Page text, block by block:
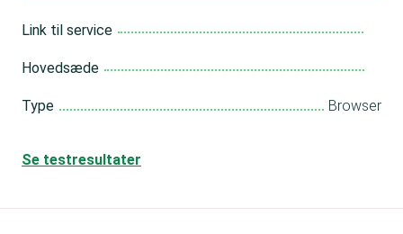
Link til service
Hovedsæde
Type Browser
Se testresultater